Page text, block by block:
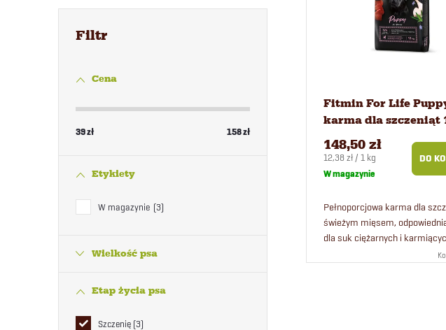
Cena
39zł 158zł
Etykiety
W magazynie 3
Wielkość psa
Etap życia psa
Szczenię 3
Fitmin For Life
karma dla szczeniąt
148,50 zł
Cena
jednostkowa:
12,38 zł / 1 kg
W magazynie
DO
Pełnoporcjowa karma dla
świeżym mięsem,
dla suk ciężarnych i
Karma dla szczeniąt